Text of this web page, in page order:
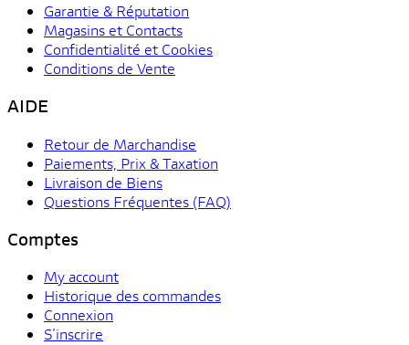
Garantie & Réputation
Magasins et Contacts
Confidentialité et Cookies
Conditions de Vente
AIDE
Retour de Marchandise
Paiements, Prix & Taxation
Livraison de Biens
Questions Fréquentes (FAQ)
Comptes
My account
Historique des commandes
Connexion
S'inscrire